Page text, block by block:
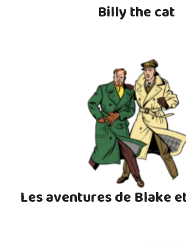
Billy the cat
Les aventures de Blake